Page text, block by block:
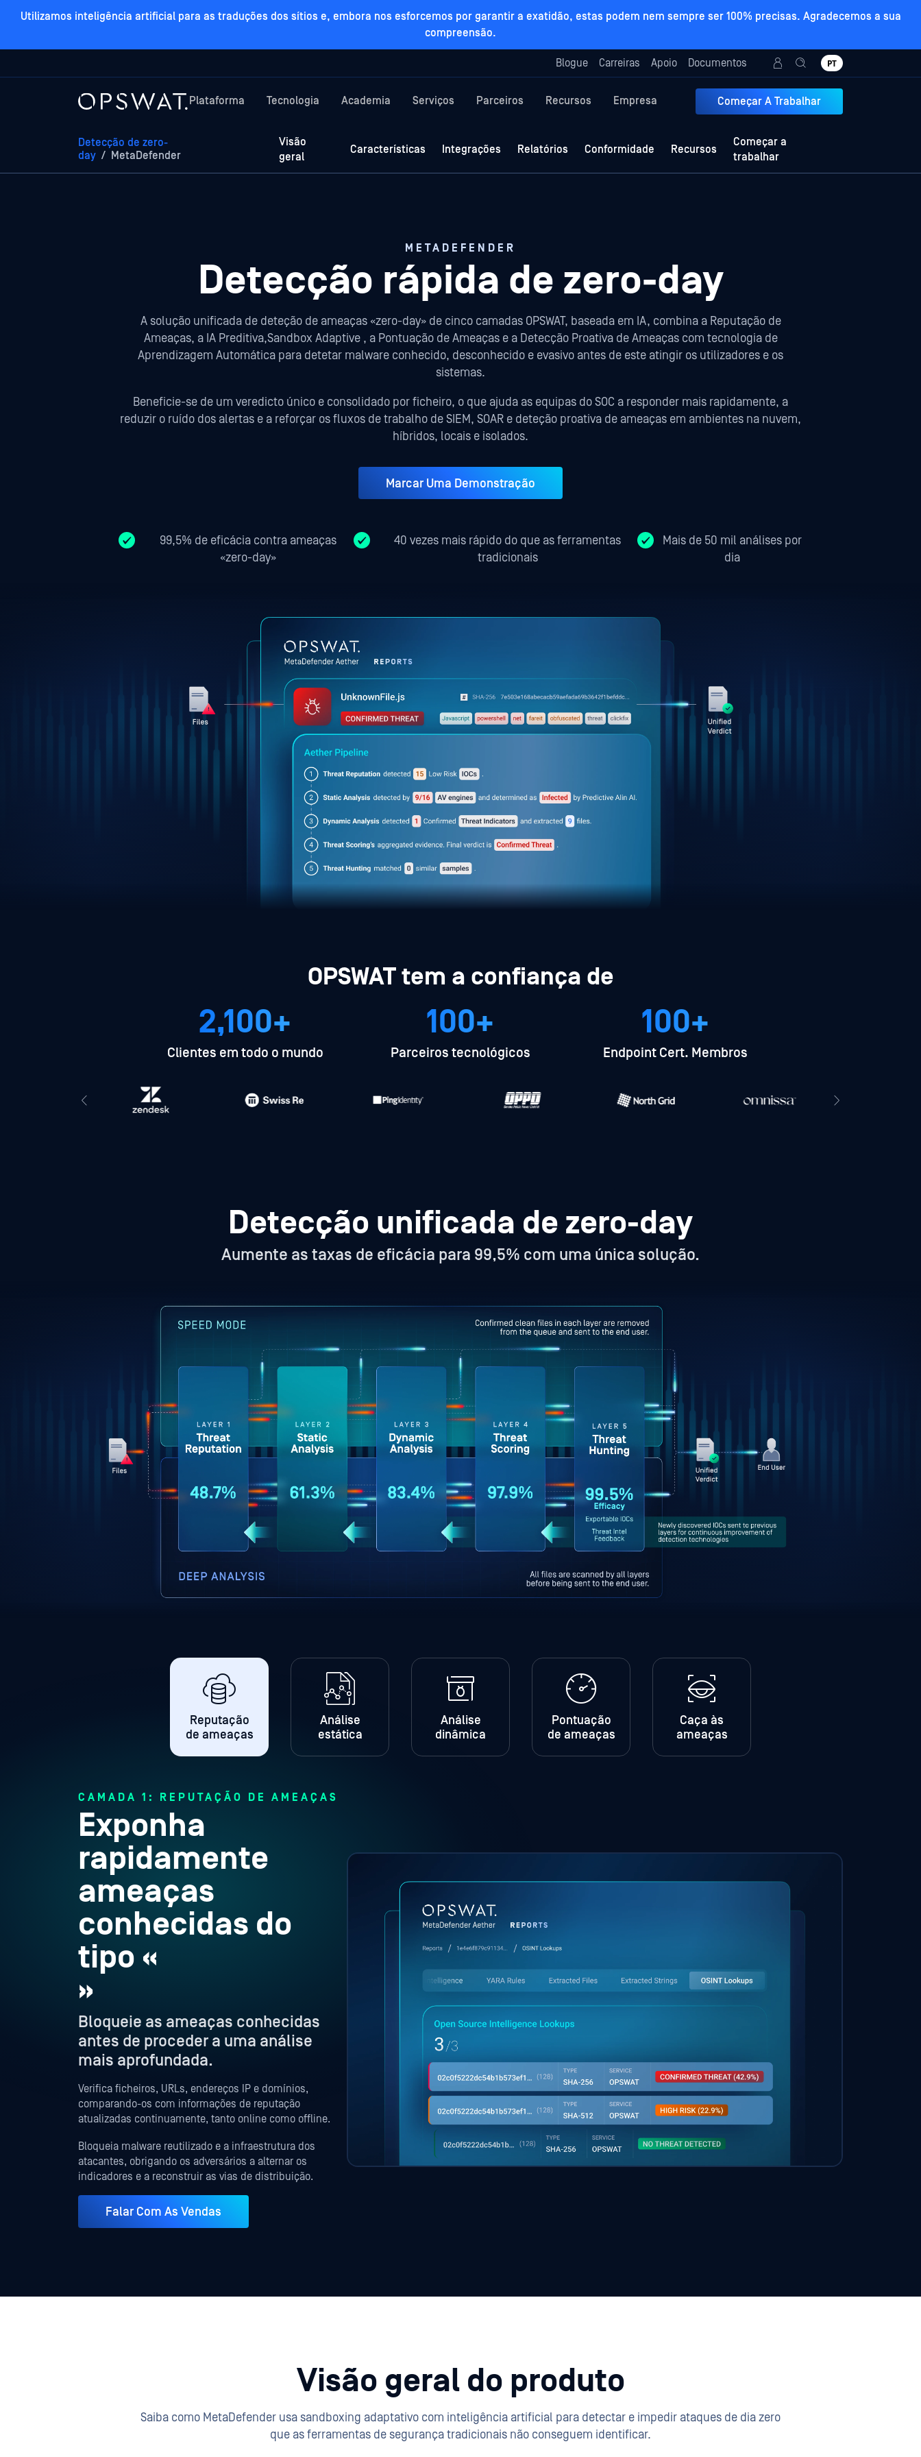
Utilizamos inteligência artificial para as traduções dos sítios e, embora nos esforcemos por garantir a exatidão, estas podem nem sempre ser 100% precisas. Agradecemos a sua
compreensão.
Blogue Carreiras Apoio Documentos PT
Plataforma Tecnologia Academia Serviços Parceiros Recursos Empresa Começar A Trabalhar
Detecção de zero-
day / MetaDefender
Visão
geral
Características Integrações Relatórios Conformidade Recursos
Começar a
trabalhar
METADEFENDER
Detecção rápida de zero-day
A solução unificada de deteção de ameaças «zero-day» de cinco camadas OPSWAT, baseada em IA, combina a Reputação de
Ameaças, a IA Preditiva,Sandbox Adaptive , a Pontuação de Ameaças e a Detecção Proativa de Ameaças com tecnologia de
Aprendizagem Automática para detetar malware conhecido, desconhecido e evasivo antes de este atingir os utilizadores e os
sistemas.
Beneficie-se de um veredicto único e consolidado por ficheiro, o que ajuda as equipas do SOC a responder mais rapidamente, a
reduzir o ruído dos alertas e a reforçar os fluxos de trabalho de SIEM, SOAR e deteção proativa de ameaças em ambientes na nuvem,
híbridos, locais e isolados.
Marcar Uma Demonstração
99,5% de eficácia contra ameaças
«zero-day»
40 vezes mais rápido do que as ferramentas
tradicionais
Mais de 50 mil análises por
dia
OPSWAT tem a confiança de
2,100+
Clientes em todo o mundo
100+
Parceiros tecnológicos
100+
Endpoint Cert. Membros
Detecção unificada de zero-day
Aumente as taxas de eficácia para 99,5% com uma única solução.
Reputação
de ameaças
Análise
estática
Análise
dinâmica
Pontuação
de ameaças
Caça às
ameaças
CAMADA 1: REPUTAÇÃO DE AMEAÇAS
Exponha
rapidamente
ameaças
conhecidas do
tipo «
»
Bloqueie as ameaças conhecidas
antes de proceder a uma análise
mais aprofundada.
Verifica ficheiros, URLs, endereços IP e domínios,
comparando-os com informações de reputação
atualizadas continuamente, tanto online como offline.
Bloqueia malware reutilizado e a infraestrutura dos
atacantes, obrigando os adversários a alternar os
indicadores e a reconstruir as vias de distribuição.
Falar Com As Vendas
Visão geral do produto
Saiba como MetaDefender usa sandboxing adaptativo com inteligência artificial para detectar e impedir ataques de dia zero
que as ferramentas de segurança tradicionais não conseguem identificar.